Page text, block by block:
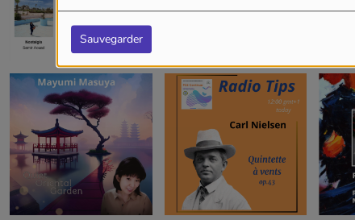
Sauvegarder